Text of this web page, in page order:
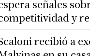
señales
y
recibió a